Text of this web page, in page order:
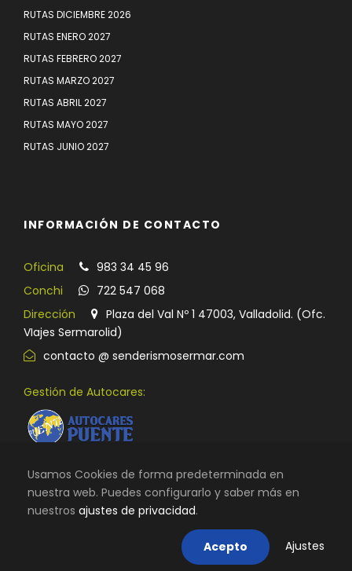
RUTAS DICIEMBRE 2026
RUTAS ENERO 2027
RUTAS FEBRERO 2027
RUTAS MARZO 2027
RUTAS ABRIL 2027
RUTAS MAYO 2027
RUTAS JUNIO 2027
INFORMACIÓN DE CONTACTO
Oficina
983 34 45 96
Conchi
722 547 068
Dirección
Plaza del Val Nº 1 47003, Valladolid. (Ofc.
VIajes Sermarolid)
contacto @ senderismosermar.com
Gestión de Autocares:
AVISO LEGAL, TÉRMINOS Y CONDICIONES DE USO
POLÍTICA DE
CONTACTO
Usamos Cookies de forma predeterminada en
nuestra web. Puedes configurarlo y saber más en
nuestros ajustes de privacidad.
Acepto Ajustes